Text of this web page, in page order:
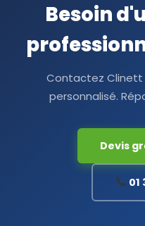
Besoin
Contactez Clinett
personnalisé.
Devis
01